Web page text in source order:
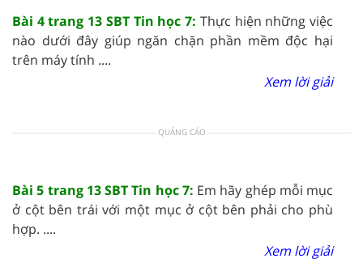
Bài 4 trang 13 SBT Tin học 7: Thực hiện những việc
nào dưới đây giúp ngăn chặn phần mềm độc hại
trên máy tính ....
Xem lời giải
QUẢNG CÁO
Bài 5 trang 13 SBT Tin học 7: Em hãy ghép mỗi mục
ở cột bên trái với một mục ở cột bên phải cho phù
hợp. ....
Xem lời giải